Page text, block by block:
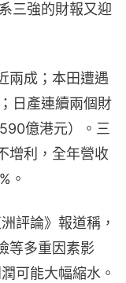
三強的財報又迎
兩成；本田遭遇
日產連續兩個財
億港元）。三
增利，全年營收
。
評論》報道稱，
等多重因素影
可能大幅縮水。